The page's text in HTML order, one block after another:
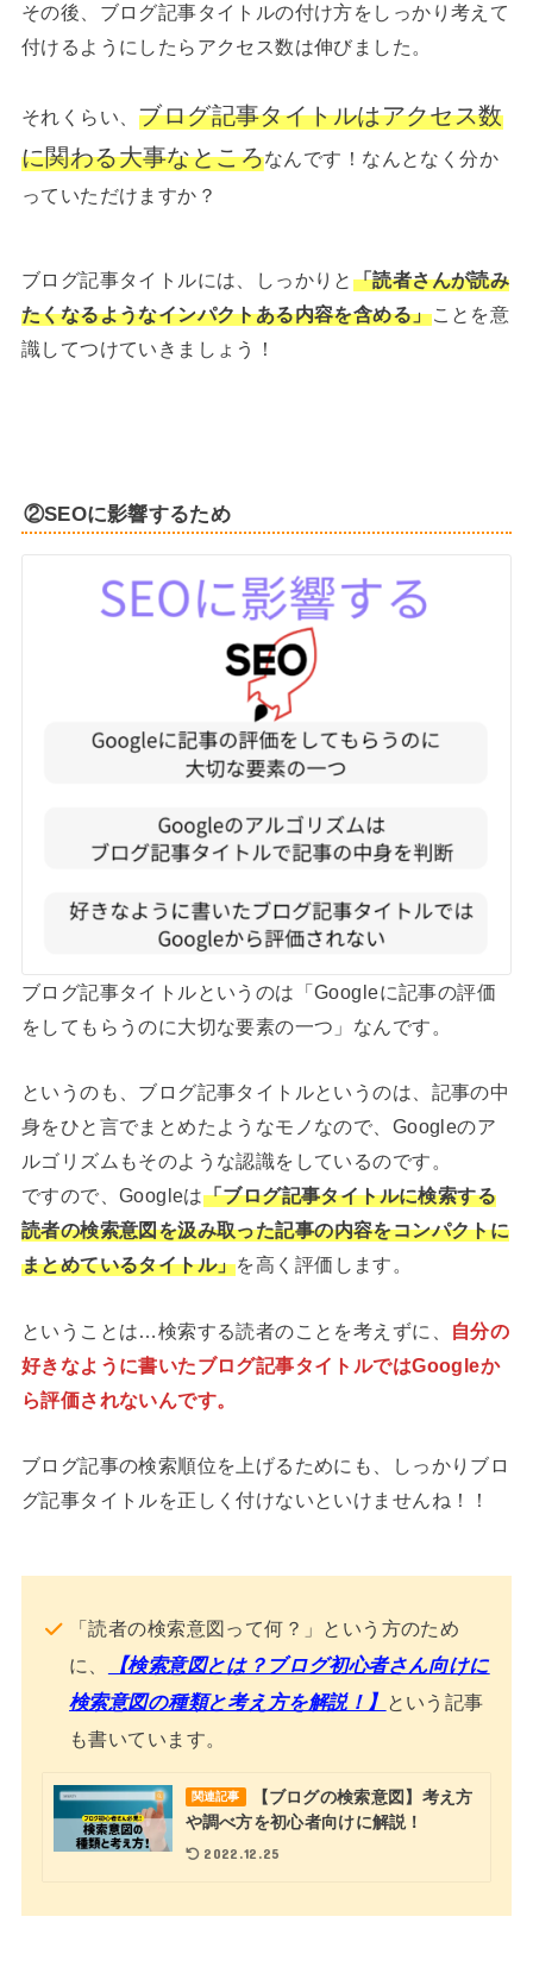
その後、ブログ記事タイトルの付け方をしっかり考えて
付けるようにしたらアクセス数は伸びました。
それくらい、 ブログ記事タイトルはアクセス数
に関わる大事なところなんです！なんとなく分か
っていただけますか？
ブログ記事タイトルには、しっかりと 「読者さんが読み
たくなるようなインパクトある内容を含める」ことを意
識してつけていきましょう！
②SEOに影響するため
ブログ記事タイトルというのは「Googleに記事の評価
をしてもらうのに大切な要素の一つ」なんです。
というのも、ブログ記事タイトルというのは、記事の中
身をひと言でまとめたようなモノなので、Googleのア
ルゴリズムもそのような認識をしているのです。
ですので、Googleは「ブログ記事タイトルに検索する
読者の検索意図を汲み取った記事の内容をコンパクトに
まとめているタイトル」を高く評価します。
ということは…検索する読者のことを考えずに、
自分の
好きなように書いたブログ記事タイトルではGoogleか
ら評価されないんです。
ブログ記事の検索順位を上げるためにも、しっかりブロ
グ記事タイトルを正しく付けないといけませんね！！
「読者の検索意図って何？」という方のため
に、
【検索意図とは？ブログ初心者さん向けに
検索意図の種類と考え方を解説！】 という記事
も書いています。
関連記事
【ブログの検索意図】考え方
や調べ方を初心者向けに解説！
2022.12.25